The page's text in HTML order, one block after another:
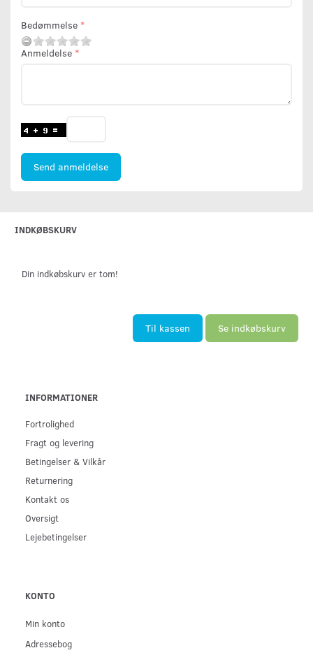
Bedømmelse
Anmeldelse
Send anmeldelse
INDKØBSKURV
Din indkøbskurv er tom!
Til kassen Se indkøbskurv
INFORMATIONER
Fortrolighed
Fragt og levering
Betingelser & Vilkår
Returnering
Kontakt os
Oversigt
Lejebetingelser
KONTO
Min konto
Adressebog